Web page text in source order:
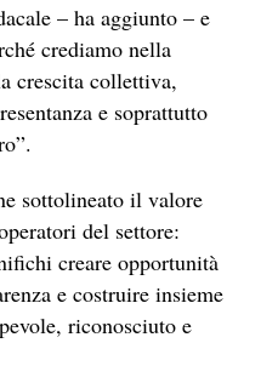
– ha aggiunto – e
crediamo nella
crescita collettiva,
e soprattutto
sottolineato il valore
del settore:
creare opportunità
e costruire insieme
riconosciuto e